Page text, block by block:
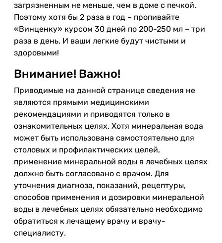
загрязненным не меньше, чем в доме с печкой.
Поэтому хотя бы 2 раза в год – пропивайте
«Винценку» курсом 30 дней по 200-250 мл – три
раза в день. И ваши легкие будут чистыми и
здоровыми!
Внимание! Важно!
Приводимые на данной странице сведения не
являются прямыми медицинскими
рекомендациями и приводятся только в
ознакомительных целях. Хотя минеральная вода
может быть использована самостоятельно для
столовых и профилактических целей,
применение минеральной воды в лечебных целях
должно быть согласовано с врачом. Для
уточнения диагноза, показаний, рецептуры,
способов применения и дозировки минеральной
воды в лечебных целях обязательно необходимо
обратиться к лечащему врачу и врачу-
специалисту.